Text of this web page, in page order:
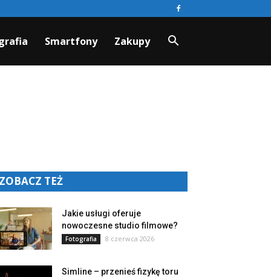
Smartfony Zakupy
ZOBACZ TEŻ
Jakie usługi oferuje
nowoczesne studio filmowe?
Fotografia 8 czerwca 2026
Simline – przenieś fizykę toru